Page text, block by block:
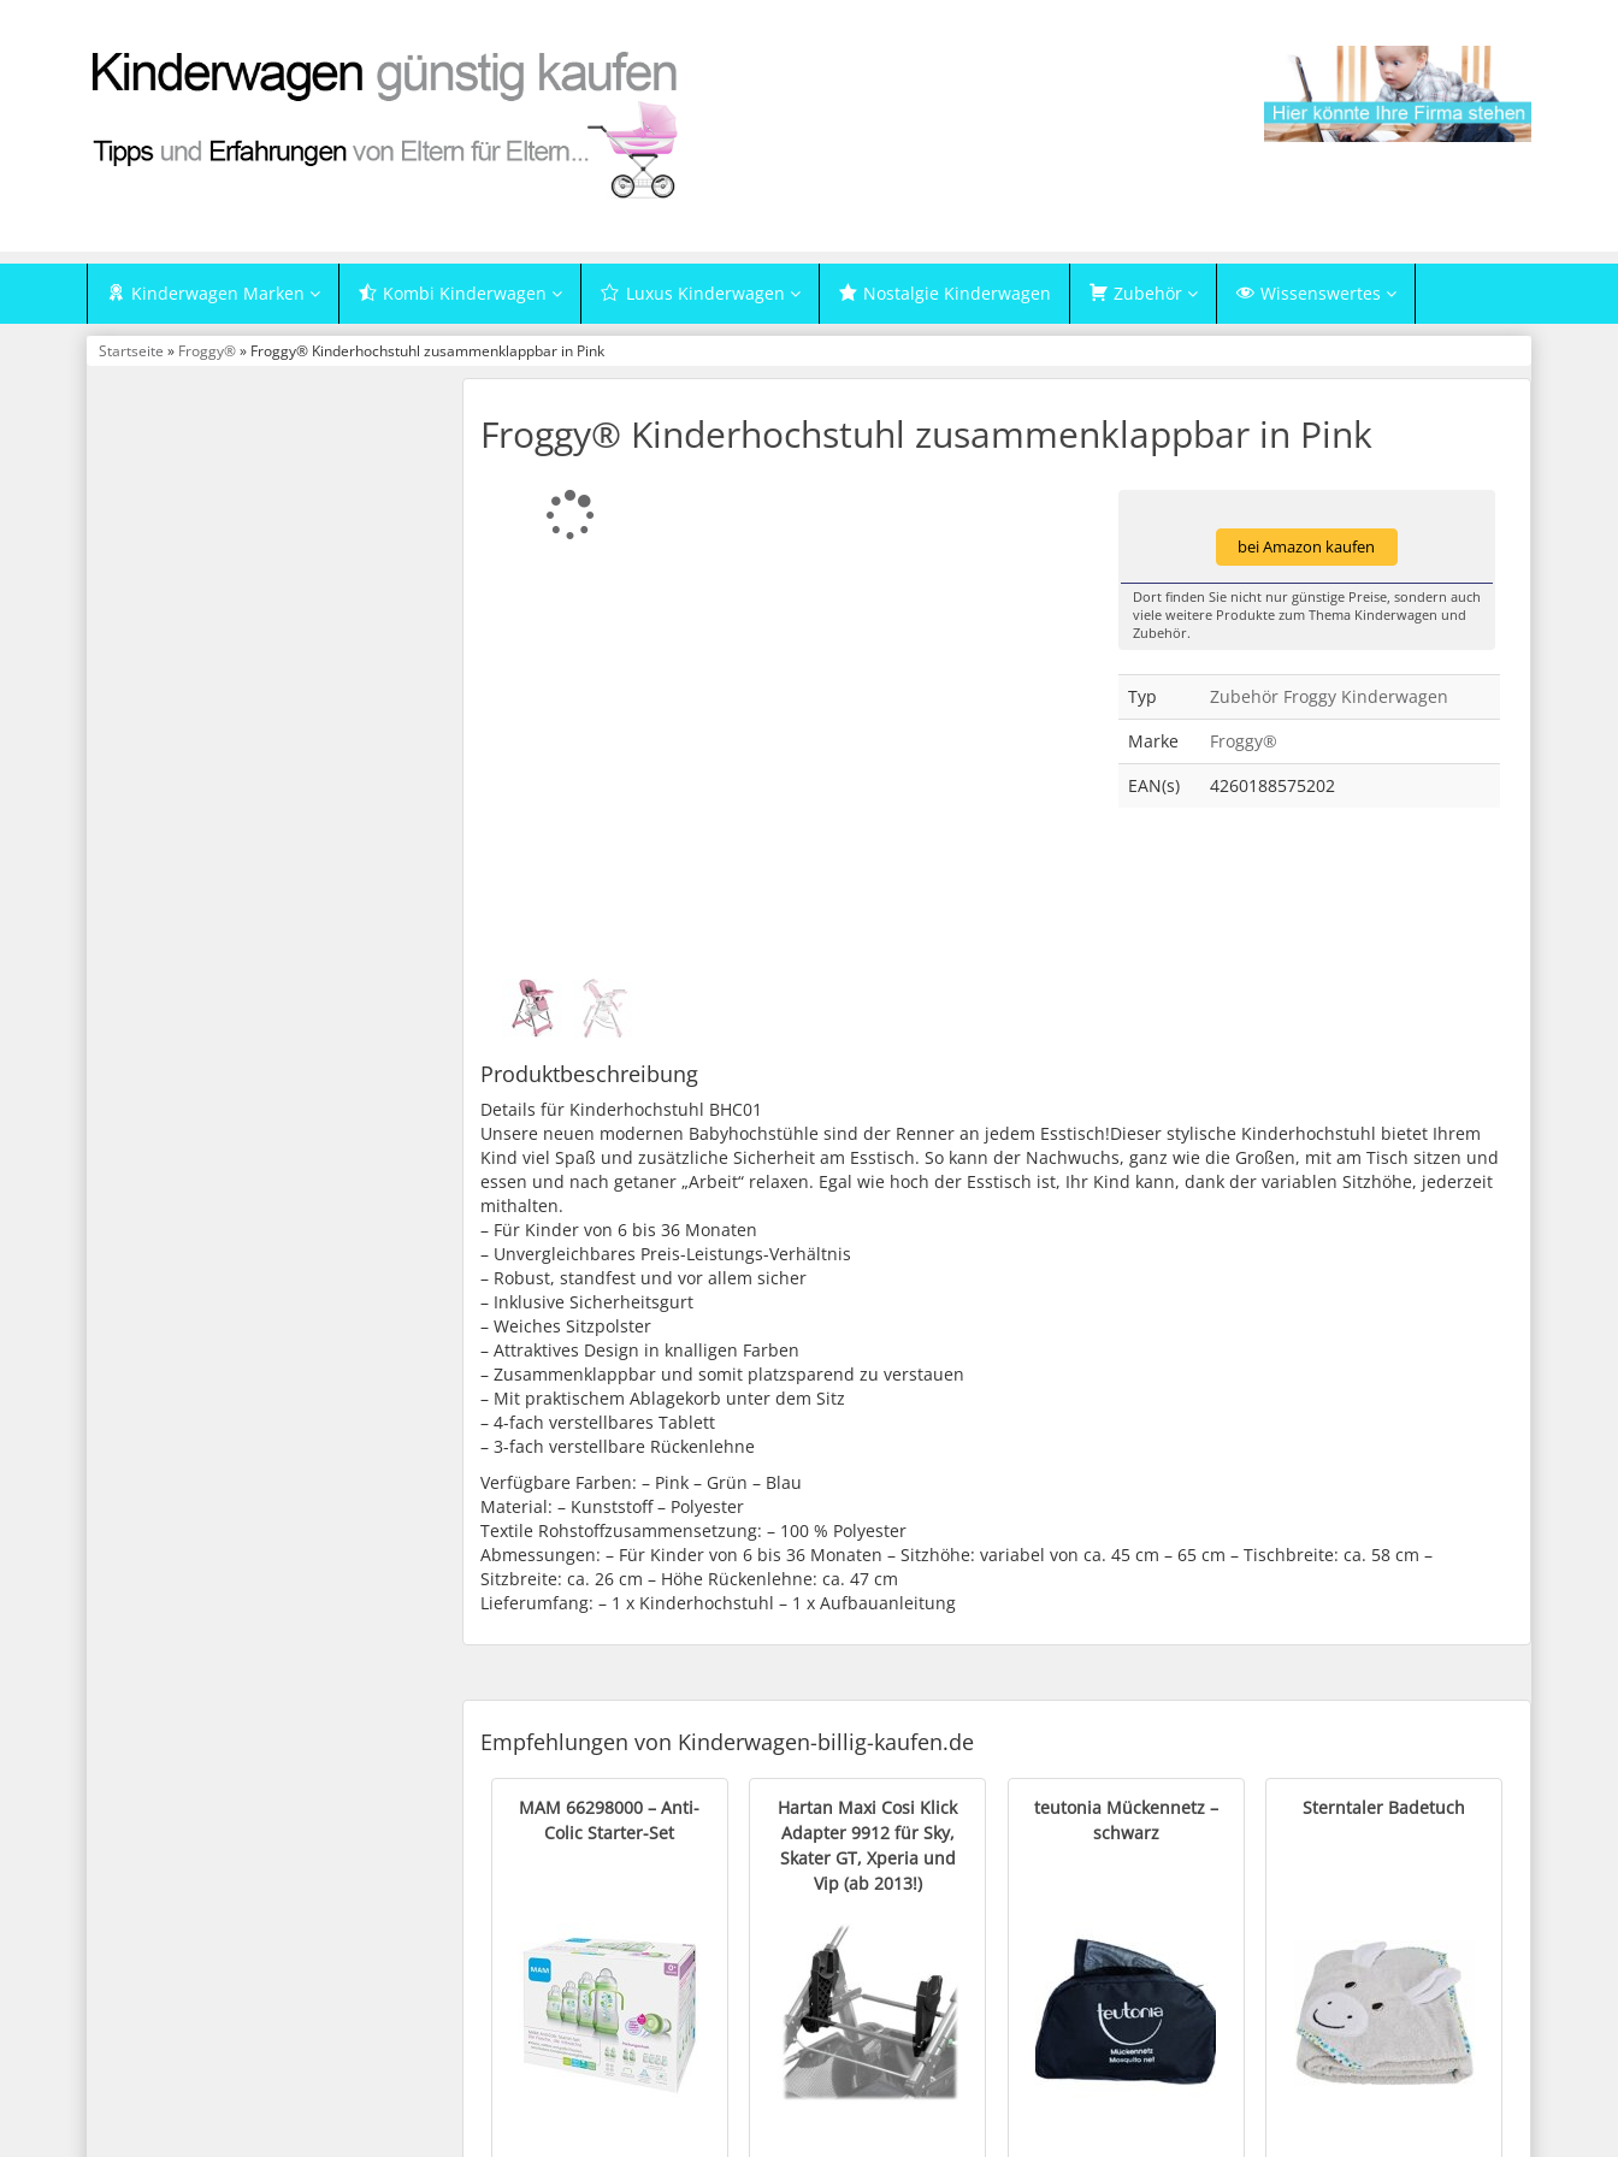
Kinderwagen Marken Kombi Kinderwagen Luxus Kinderwagen Nostalgie Kinderwagen Zubehör Wissenswertes
Startseite » Froggy®» Froggy® Kinderhochstuhl zusammenklappbar in Pink
Froggy® Kinderhochstuhl zusammenklappbar in Pink
bei Amazon kaufen
Dort finden Sie nicht nur günstige Preise, sondern auch
viele weitere Produkte zum Thema Kinderwagen und
Zubehör.
Typ
Zubehör Froggy Kinderwagen
Marke
Froggy®
EAN(s)
4260188575202
Produktbeschreibung
Details für Kinderhochstuhl BHC01
Unsere neuen modernen Babyhochstühle sind der Renner an jedem Esstisch!Dieser stylische Kinderhochstuhl bietet Ihrem
Kind viel Spaß und zusätzliche Sicherheit am Esstisch. So kann der Nachwuchs, ganz wie die Großen, mit am Tisch sitzen und
essen und nach getaner „Arbeit“ relaxen. Egal wie hoch der Esstisch ist, Ihr Kind kann, dank der variablen Sitzhöhe, jederzeit
mithalten.
– Für Kinder von 6 bis 36 Monaten
– Unvergleichbares Preis-Leistungs-Verhältnis
– Robust, standfest und vor allem sicher
– Inklusive Sicherheitsgurt
– Weiches Sitzpolster
– Attraktives Design in knalligen Farben
– Zusammenklappbar und somit platzsparend zu verstauen
– Mit praktischem Ablagekorb unter dem Sitz
– 4-fach verstellbares Tablett
– 3-fach verstellbare Rückenlehne
Verfügbare Farben: – Pink – Grün – Blau
Material: – Kunststoff – Polyester
Textile Rohstoffzusammensetzung: – 100 % Polyester
Abmessungen: – Für Kinder von 6 bis 36 Monaten – Sitzhöhe: variabel von ca. 45 cm – 65 cm – Tischbreite: ca. 58 cm –
Sitzbreite: ca. 26 cm – Höhe Rückenlehne: ca. 47 cm
Lieferumfang: – 1 x Kinderhochstuhl – 1 x Aufbauanleitung
Empfehlungen von Kinderwagen-billig-kaufen.de
MAM 66298000 – Anti-
Colic Starter-Set
Hartan Maxi Cosi Klick
Adapter 9912 für Sky,
Skater GT, Xperia und
Vip (ab 2013!)
teutonia Mückennetz –
schwarz
Sterntaler Badetuch